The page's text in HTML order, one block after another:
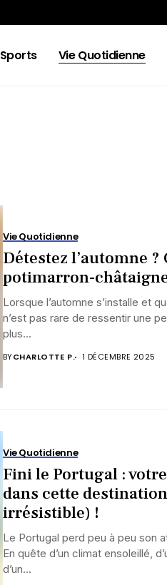
Sports Vie Quotidienne
Vie Quotidienne
Détestez l’automne ?
potimarron-
Lorsque l’automne s’installe et
n’est pas rare de ressentir une
plus...
BYCHARLOTTE P. 1 DÉCEMBRE 2025
Vie Quotidienne
Fini le Portugal :
dans cette
irrésistible) !
Le Portugal perd peu à peu son
En quête d’un climat ensoleillé,
d’un...